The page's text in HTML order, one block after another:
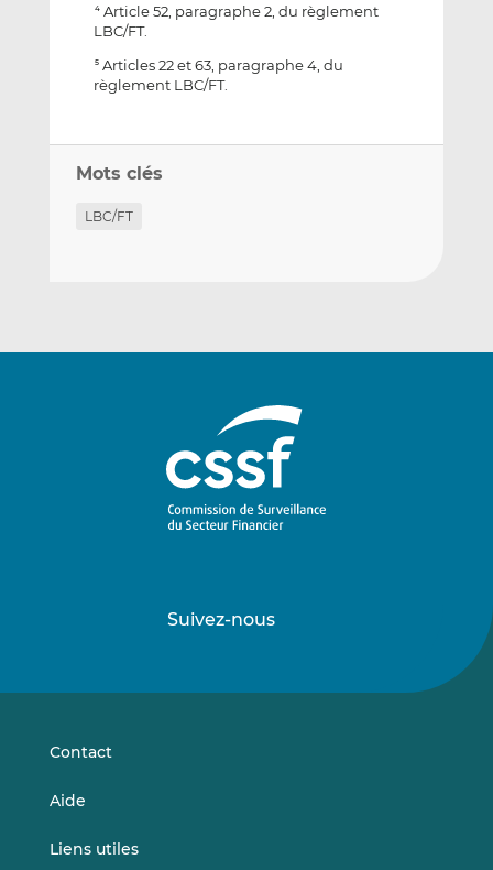
4Article 52, paragraphe 2, du règlement
LBC/FT.
5Articles 22 et 63, paragraphe 4, du
règlement LBC/FT.
Mots clés
LBC/FT
Suivez-nous
sursur
Contact
Aide
Liens utiles